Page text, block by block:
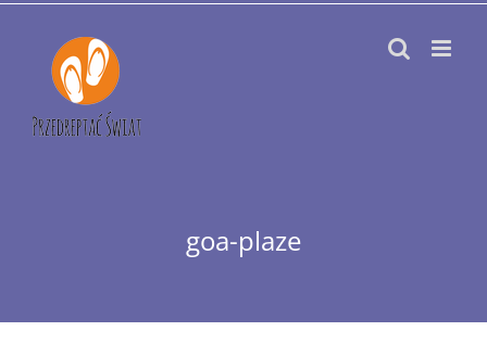
Przejdź
zawartości
goa-plaze